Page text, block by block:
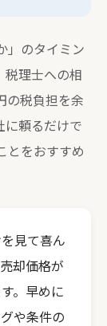
」のタイミン
税理士への相
の税負担を余
に頼るだけで
とをおすすめ
見て喜ん
却価格が
。早めに
や条件の